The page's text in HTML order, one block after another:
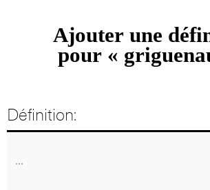
Ajouter une
pour «
Définition: